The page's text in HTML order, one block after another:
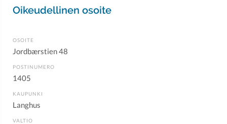
Oikeudellinen osoite
OSOITE
Jordbærstien 48
POSTINUMERO
1405
KAUPUNKI
Langhus
VALTIO